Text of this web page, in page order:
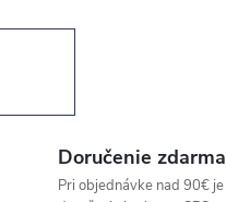
Doručenie zdarma
Pri objednávke nad 90€ je